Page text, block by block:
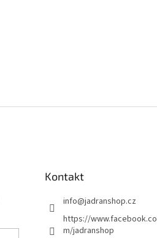
Kontakt
info@jadranshop.cz
https://www.facebook.co
m/jadranshop